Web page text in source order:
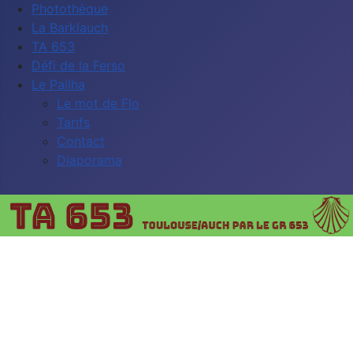
Photothèque
La Barklauch
TA 653
Défi de la Ferso
Le Pailha
Le mot de Flo
Tarifs
Contact
Diaporama